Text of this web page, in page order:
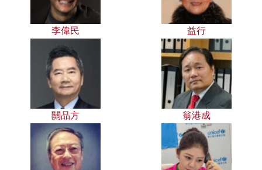
李偉民 益行
關品方 翁港成